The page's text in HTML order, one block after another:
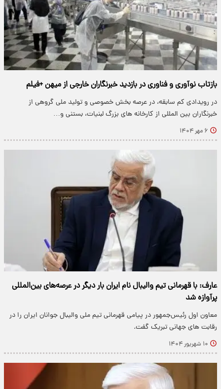
بازتاب نوآوری و فناوری در بازدید خبرنگاران خارجی از میهن +فیلم
در رویدادی کم سابقه، در عرصه بخش خصوصی و تولید ملی گروهی از
خبرنگاران بین المللی از کارخانه های بزرگ لبنیات، بستنی و…
۶ مهر ۱۴۰۴
عارف: با قهرمانی تیم والیبال نام ایران بار دیگر در عرصه‌های بین‌المللی
پرآوازه شد
معاون اول رئیس‌جمهور در پیامی قهرمانی تیم ملی والیبال جوانان ایران را در
رقابت های جهانی تبریک گفت.
۱۰ شهریور ۱۴۰۴